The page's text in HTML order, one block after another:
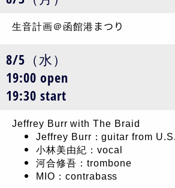
生音計画＠函館港まつり
8/5（水）
19:00 open
19:30 start
Jeffrey Burr with The Braid
Jeffrey Burr：guitar from
小林美由紀：vocal
河合修吾：trombone
MIO：contrabass